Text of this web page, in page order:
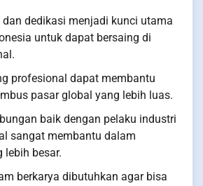
dan dedikasi menjadi kunci utama
untuk dapat bersaing di
profesional dapat membantu
pasar global yang lebih luas.
baik dengan pelaku industri
sangat membantu dalam
lebih besar.
berkarya dibutuhkan agar bisa